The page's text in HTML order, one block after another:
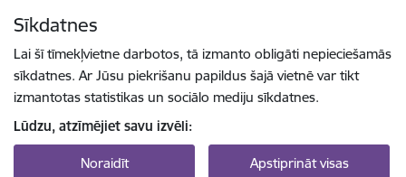
Sīkdatnes
Lai šī tīmekļvietne darbotos, tā izmanto obligāti nepieciešamās
sīkdatnes. Ar Jūsu piekrišanu papildus šajā vietnē var tikt
izmantotas statistikas un sociālo mediju sīkdatnes.
Lūdzu, atzīmējiet savu izvēli:
Noraidīt Apstiprināt visas